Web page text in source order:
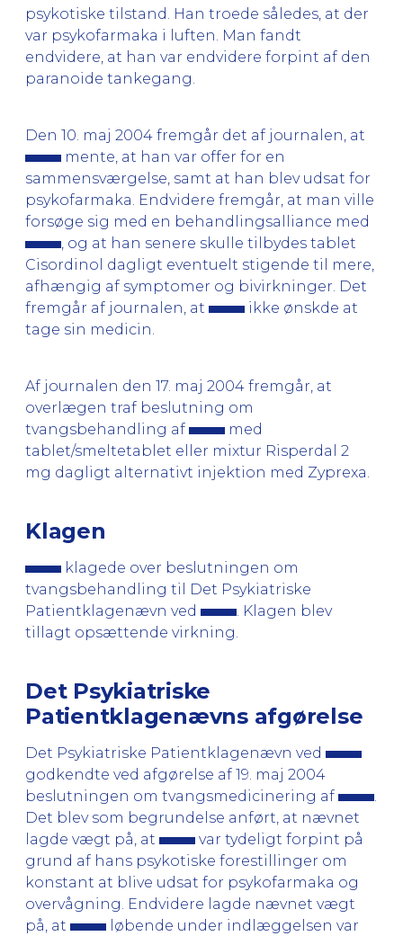
psykotiske tilstand. Han troede således, at der
var psykofarmaka i luften. Man fandt
endvidere, at han var endvidere forpint af den
paranoide tankegang.
Den 10. maj 2004 fremgår det af journalen, at
mente, at han var offer for en
sammensværgelse, samt at han blev udsat for
psykofarmaka. Endvidere fremgår, at man ville
forsøge sig med en behandlingsalliance med
, og at han senere skulle tilbydes tablet
Cisordinol dagligt eventuelt stigende til mere,
afhængig af symptomer og bivirkninger. Det
fremgår af journalen, at
ikke ønskde at
tage sin medicin.
Af journalen den 17. maj 2004 fremgår, at
overlægen traf beslutning om
tvangsbehandling af
med
tablet/smeltetablet eller mixtur Risperdal 2
mg dagligt alternativt injektion med Zyprexa.
Klagen
klagede over beslutningen om
tvangsbehandling til Det Psykiatriske
Patientklagenævn ved
. Klagen blev
tillagt opsættende virkning.
Det Psykiatriske
Patientklagenævns afgørelse
Det Psykiatriske Patientklagenævn ved
godkendte ved afgørelse af 19. maj 2004
beslutningen om tvangsmedicinering af
Det blev som begrundelse anført, at nævnet
lagde vægt på, at
var tydeligt forpint på
grund af hans psykotiske forestillinger om
konstant at blive udsat for psykofarmaka og
overvågning. Endvidere lagde nævnet vægt
på, at
løbende under indlæggelsen var